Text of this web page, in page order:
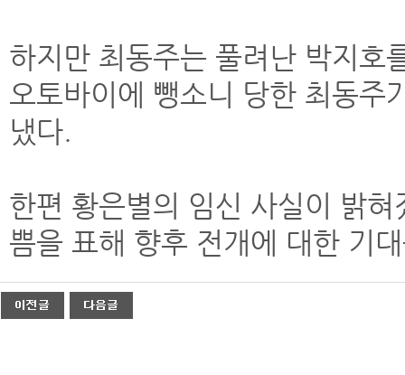
하지만 최동주는 풀려난 박지호
오토바이에 뺑소니 당한 최동주
냈다.
한편 황은별의 임신 사실이 밝
쁨을 표해 향후 전개에 대한 기